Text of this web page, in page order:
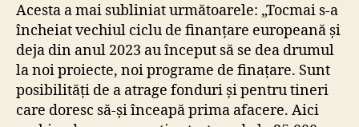
Acesta a mai subliniat următoarele: „Tocmai s-a
încheiat vechiul ciclu de finanțare europeană și
deja din anul 2023 au început să se dea drumul
la noi proiecte, noi programe de finațare. Sunt
posibilități de a atrage fonduri și pentru tineri
care doresc să-și înceapă prima afacere. Aici